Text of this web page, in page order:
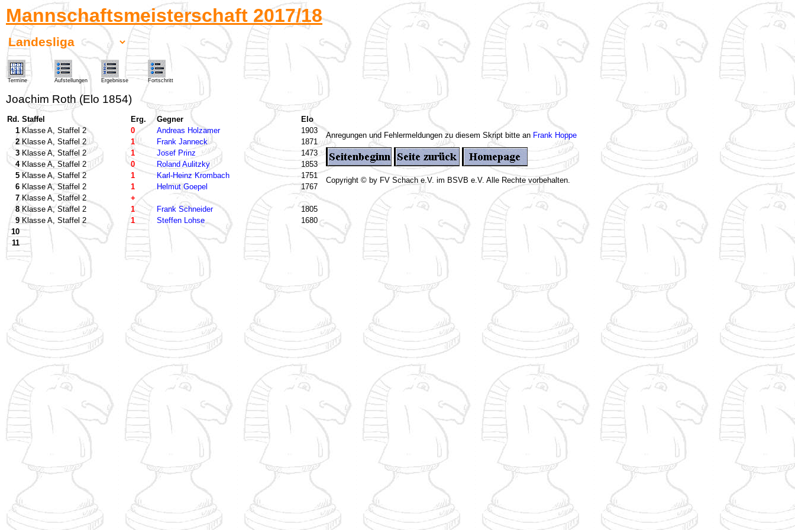
Mannschaftsmeisterschaft 2017/18
Termine Aufstellungen Ergebnisse Fortschritt
Joachim Roth (Elo 1854)
Rd. Staffel Erg. Gegner
Elo
1 Klasse A, Staffel 2 0 Andreas Holzamer
1903
2 Klasse A, Staffel 2 1 Frank Janneck
1871
3 Klasse A, Staffel 2 1 Josef Prinz
1473
4 Klasse A, Staffel 2 0 Roland Aulitzky
1853
5 Klasse A, Staffel 2 1 Karl-Heinz Krombach
1751
6 Klasse A, Staffel 2 1 Helmut Goepel
1767
7 Klasse A, Staffel 2
+
8 Klasse A, Staffel 2 1 Frank Schneider
1805
9 Klasse A, Staffel 2 1 Steffen Lohse
1680
10
11
Anregungen und Fehlermeldungen zu diesem Skript bitte an Frank Hoppe
Copyright © by FV Schach e.V. im BSVB e.V. Alle Rechte vorbehalten.